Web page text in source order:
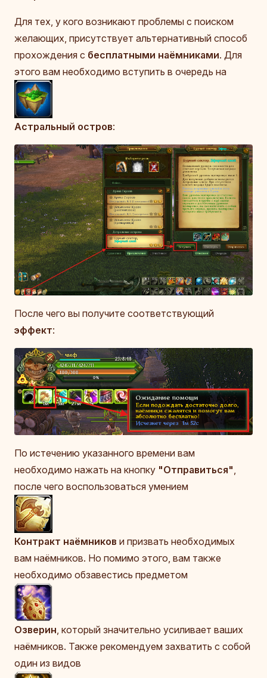
Для тех, у кого возникают проблемы с поиском
желающих, присутствует альтернативный способ
прохождения с бесплатными наёмниками. Для
этого вам необходимо вступить в очередь на
Астральный остров:
После чего вы получите соответствующий
эффект:
По истечению указанного времени вам
необходимо нажать на кнопку "Отправиться",
после чего воспользоваться умением
Контракт наёмников и призвать необходимых
вам наёмников. Но помимо этого, вам также
необходимо обзавестись предметом
Озверин, который значительно усиливает ваших
наёмников. Также рекомендуем захватить с собой
один из видов